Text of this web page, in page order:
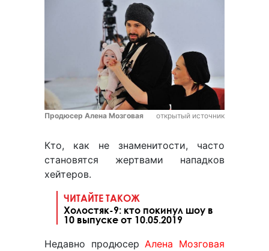
Продюсер Алена Мозговая открытый источник
Кто, как не знаменитости, часто
становятся жертвами нападков
хейтеров.
ЧИТАЙТЕ ТАКОЖ
Холостяк-9: кто покинул шоу в
10 выпуске от 10.05.2019
Недавно продюсерАлена Мозговая